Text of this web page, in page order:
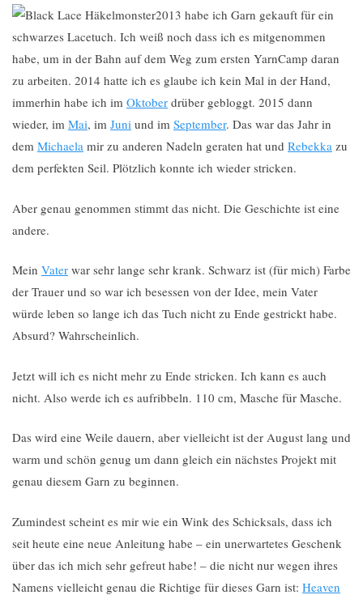
2013 habe ich Garn gekauft für ein
schwarzes Lacetuch. Ich weiß noch dass ich es mitgenommen
habe, um in der Bahn auf dem Weg zum ersten YarnCamp daran
zu arbeiten. 2014 hatte ich es glaube ich kein Mal in der Hand,
immerhin habe ich im Oktober drüber gebloggt. 2015 dann
wieder, im Mai, im Juni und im September. Das war das Jahr in
dem Michaela mir zu anderen Nadeln geraten hat und Rebekka zu
dem perfekten Seil. Plötzlich konnte ich wieder stricken.
Aber genau genommen stimmt das nicht. Die Geschichte ist eine
andere.
Mein Vater war sehr lange sehr krank. Schwarz ist (für mich) Farbe
der Trauer und so war ich besessen von der Idee, mein Vater
würde leben so lange ich das Tuch nicht zu Ende gestrickt habe.
Absurd? Wahrscheinlich.
Jetzt will ich es nicht mehr zu Ende stricken. Ich kann es auch
nicht. Also werde ich es aufribbeln. 110 cm, Masche für Masche.
Das wird eine Weile dauern, aber vielleicht ist der August lang und
warm und schön genug um dann gleich ein nächstes Projekt mit
genau diesem Garn zu beginnen.
Zumindest scheint es mir wie ein Wink des Schicksals, dass ich
seit heute eine neue Anleitung habe – ein unerwartetes Geschenk
über das ich mich sehr gefreut habe! – die nicht nur wegen ihres
Namens vielleicht genau die Richtige für dieses Garn ist: Heaven